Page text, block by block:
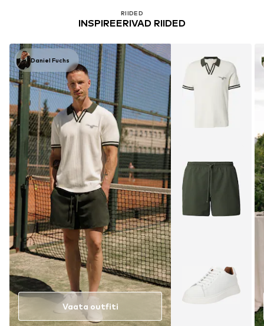
RIIDED
INSPIREERIVAD RIIDED
Daniel Fuchs
Vaata outfiti